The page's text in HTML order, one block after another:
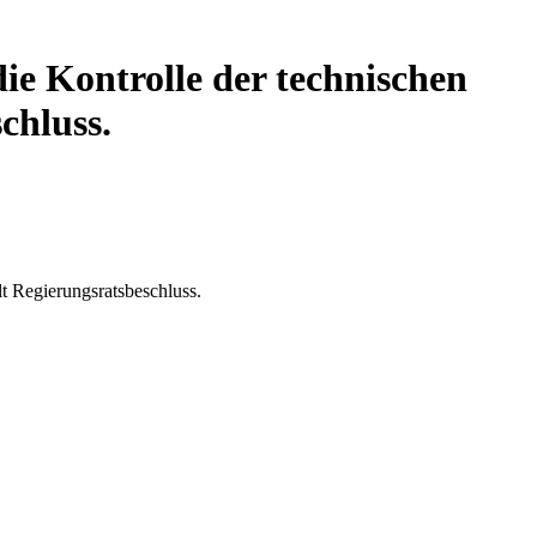
Kontrolle der technischen